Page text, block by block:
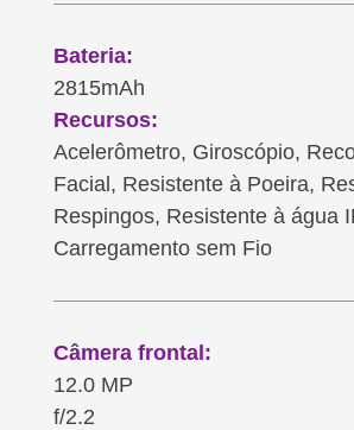
Bateria:
2815mAh
Recursos:
Acelerômetro, Giroscópio,
Facial, Resistente à Poeira,
Respingos, Resistente à água
Carregamento sem Fio
Câmera frontal:
12.0 MP
f/2.2